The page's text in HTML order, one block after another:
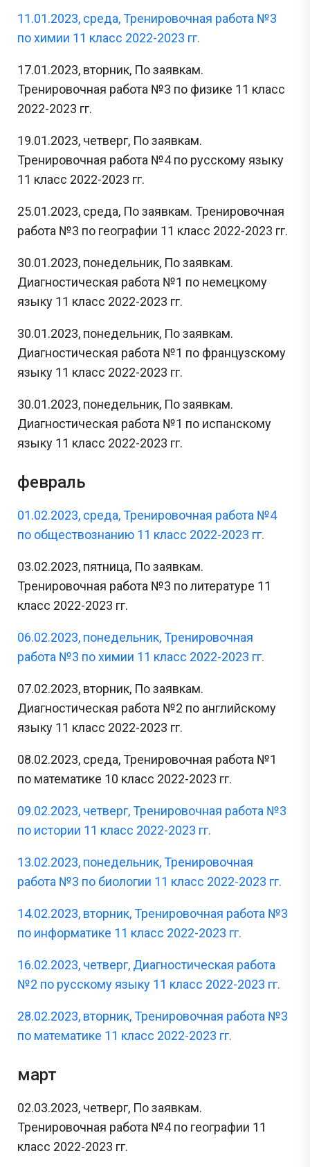
11.01.2023, среда, Тренировочная работа №3
по химии 11 класс 2022-2023 гг.
17.01.2023, вторник, По заявкам.
Тренировочная работа №3 по физике 11 класс
2022-2023 гг.
19.01.2023, четверг, По заявкам.
Тренировочная работа №4 по русскому языку
11 класс 2022-2023 гг.
25.01.2023, среда, По заявкам. Тренировочная
работа №3 по географии 11 класс 2022-2023 гг.
30.01.2023, понедельник, По заявкам.
Диагностическая работа №1 по немецкому
языку 11 класс 2022-2023 гг.
30.01.2023, понедельник, По заявкам.
Диагностическая работа №1 по французскому
языку 11 класс 2022-2023 гг.
30.01.2023, понедельник, По заявкам.
Диагностическая работа №1 по испанскому
языку 11 класс 2022-2023 гг.
февраль
01.02.2023, среда, Тренировочная работа №4
по обществознанию 11 класс 2022-2023 гг.
03.02.2023, пятница, По заявкам.
Тренировочная работа №3 по литературе 11
класс 2022-2023 гг.
06.02.2023, понедельник, Тренировочная
работа №3 по химии 11 класс 2022-2023 гг.
07.02.2023, вторник, По заявкам.
Диагностическая работа №2 по английскому
языку 11 класс 2022-2023 гг.
08.02.2023, среда, Тренировочная работа №1
по математике 10 класс 2022-2023 гг.
09.02.2023, четверг, Тренировочная работа №3
по истории 11 класс 2022-2023 гг.
13.02.2023, понедельник, Тренировочная
работа №3 по биологии 11 класс 2022-2023 гг.
14.02.2023, вторник, Тренировочная работа №3
по информатике 11 класс 2022-2023 гг.
16.02.2023, четверг, Диагностическая работа
№2 по русскому языку 11 класс 2022-2023 гг.
28.02.2023, вторник, Тренировочная работа №3
по математике 11 класс 2022-2023 гг.
март
02.03.2023, четверг, По заявкам.
Тренировочная работа №4 по географии 11
класс 2022-2023 гг.